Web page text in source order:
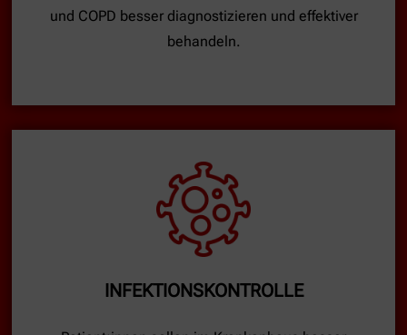
und COPD besser diagnostizieren und effektiver
behandeln.
INFEKTIONSKONTROLLE